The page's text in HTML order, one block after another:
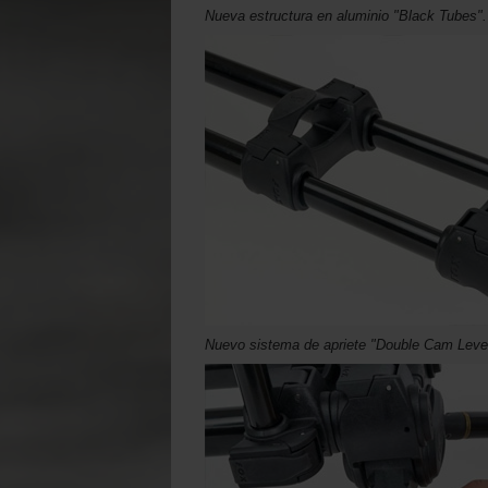
Nueva estructura en aluminio "Black Tubes".
Nuevo sistema de apriete "Double Cam